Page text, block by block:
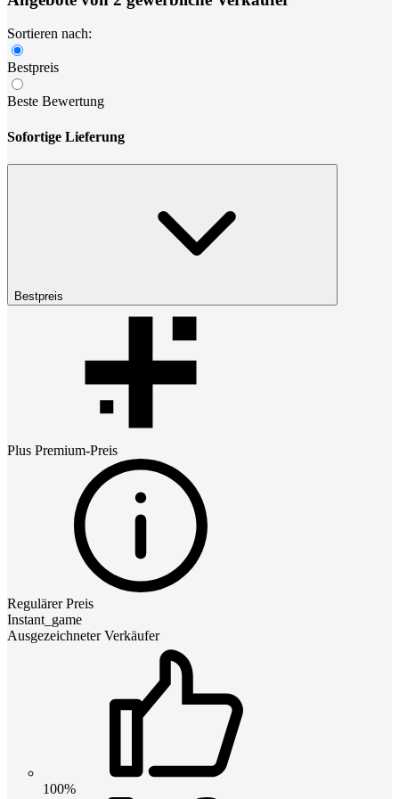
Sortieren nach:
Bestpreis
Beste Bewertung
Sofortige Lieferung
Bestpreis
Plus Premium-Preis
Regulärer Preis
Instant_game
Ausgezeichneter Verkäufer
100%